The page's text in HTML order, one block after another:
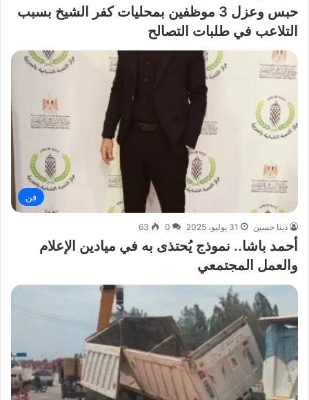
حبس وعزل 3 موظفين بمحليات كفر الشيخ بسبب
التلاعب في طلبات التصالح
فن
دينا حسين 31 يوليو، 2025 0
63
أحمد باشا.. نموذج يُحتذى به في ميادين الإعلام
والعمل المجتمعي